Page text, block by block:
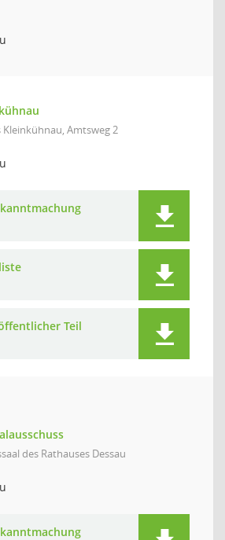
Amtsweg 2
Teil
des Rathauses Dessau